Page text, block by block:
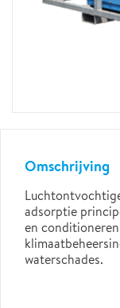
Omschrijving
adsorptie
en
waterschades.